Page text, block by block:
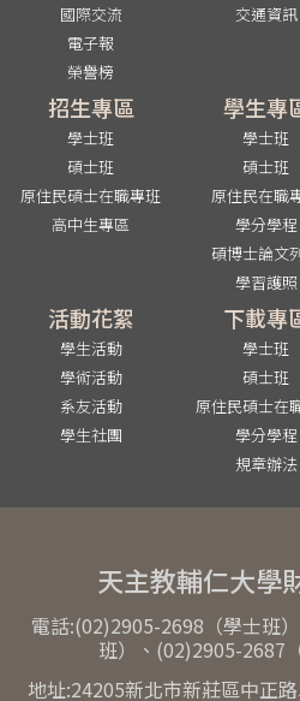
國際交流
電子報
榮譽榜
交通資訊
招生專區
學士班
碩士班
原住民碩士在職專班
高中生專區
學生專
學士班
碩士班
原住民在職
學分學程
碩博士論文
學習護照
活動花絮
學生活動
學術活動
系友活動
學生社團
下載專
學士班
碩士班
原住民碩士在
學分學程
規章辦法
天主教輔仁大學
電話:(02)2905-2698（學士班
班）、(02)2905-2687
地址:24205新北市新莊區中正